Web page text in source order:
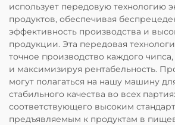
использует передовую технологию
продуктов, обеспечивая
эффективность производства и
продукции. Эта передовая
точное производство каждого
и максимизируя рентабельность.
могут полагаться на нашу машину
стабильного качества во всех
соответствующего высоким
предъявляемым к продуктам в